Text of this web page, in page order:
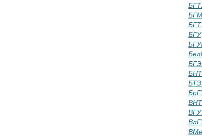
БГУ